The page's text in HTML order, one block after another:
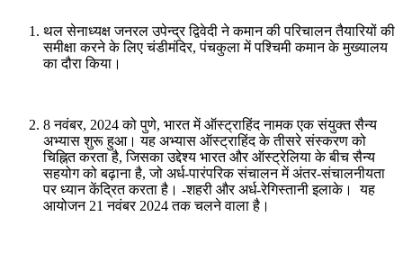
थल सेनाध्यक्ष जनरल उपेन्द्र द्विवेदी ने कमान की परिचालन तैयारियों की
समीक्षा करने के लिए चंडीमंदिर, पंचकुला में पश्चिमी कमान के मुख्यालय
का दौरा किया।
8 नवंबर, 2024 को पुणे, भारत में ऑस्ट्राहिंद नामक एक संयुक्त सैन्य
अभ्यास शुरू हुआ। यह अभ्यास ऑस्ट्राहिंद के तीसरे संस्करण को
चिह्नित करता है, जिसका उद्देश्य भारत और ऑस्ट्रेलिया के बीच सैन्य
सहयोग को बढ़ाना है, जो अर्ध-पारंपरिक संचालन में अंतर-संचालनीयता
पर ध्यान केंद्रित करता है। -शहरी और अर्ध-रेगिस्तानी इलाके। यह
आयोजन 21 नवंबर 2024 तक चलने वाला है।